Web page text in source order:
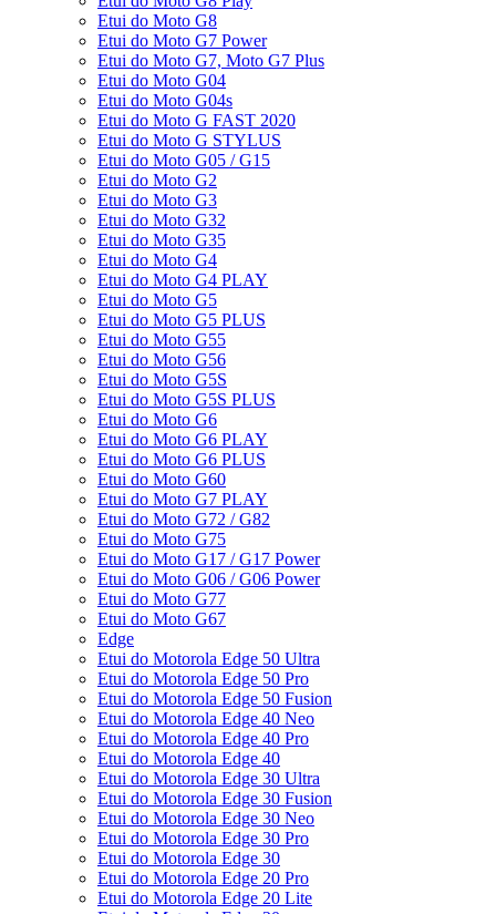
Etui do Moto G8
Etui do Moto G7 Power
Etui do Moto G7, Moto G7 Plus
Etui do Moto G04
Etui do Moto G04s
Etui do Moto G FAST 2020
Etui do Moto G STYLUS
Etui do Moto G05 / G15
Etui do Moto G2
Etui do Moto G3
Etui do Moto G32
Etui do Moto G35
Etui do Moto G4
Etui do Moto G4 PLAY
Etui do Moto G5
Etui do Moto G5 PLUS
Etui do Moto G55
Etui do Moto G56
Etui do Moto G5S
Etui do Moto G5S PLUS
Etui do Moto G6
Etui do Moto G6 PLAY
Etui do Moto G6 PLUS
Etui do Moto G60
Etui do Moto G7 PLAY
Etui do Moto G72 / G82
Etui do Moto G75
Etui do Moto G17 / G17 Power
Etui do Moto G06 / G06 Power
Etui do Moto G77
Etui do Moto G67
Edge
Etui do Motorola Edge 50 Ultra
Etui do Motorola Edge 50 Pro
Etui do Motorola Edge 50 Fusion
Etui do Motorola Edge 40 Neo
Etui do Motorola Edge 40 Pro
Etui do Motorola Edge 40
Etui do Motorola Edge 30 Ultra
Etui do Motorola Edge 30 Fusion
Etui do Motorola Edge 30 Neo
Etui do Motorola Edge 30 Pro
Etui do Motorola Edge 30
Etui do Motorola Edge 20 Pro
Etui do Motorola Edge 20 Lite